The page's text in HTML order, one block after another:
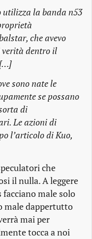
utilizza la banda n53
che avevo
verità dentro il
[…]
sono nate le
se possano
di
Le azioni di
l’articolo di Kuo,
che
il nulla. A leggere
facciano male solo
male dappertutto
mai per
tocca a noi